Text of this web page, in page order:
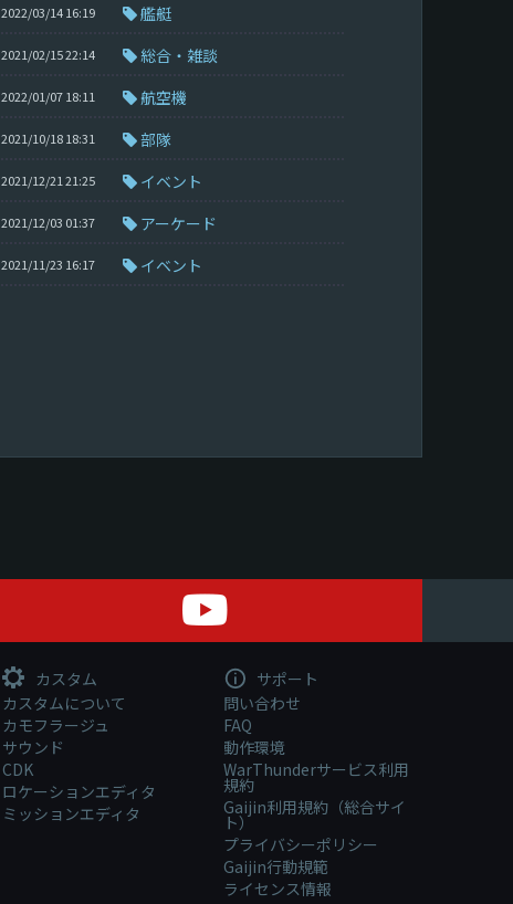
2022/03/14 16:19 艦艇
2021/02/15 22:14 総合・雑談
2022/01/07 18:11 航空機
2021/10/18 18:31 部隊
2021/12/21 21:25 イベント
2021/12/03 01:37 アーケード
2021/11/23 16:17 イベント
カスタム
カスタムについて
カモフラージュ
サウンド
CDK
ロケーションエディタ
ミッションエディタ
サポート
問い合わせ
FAQ
動作環境
WarThunderサービス利用
規約
Gaijin利用規約（総合サイ
ト）
プライバシーポリシー
Gaijin行動規範
ライセンス情報